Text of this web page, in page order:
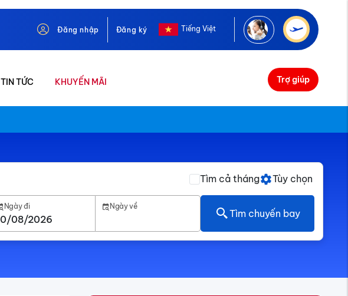
Đăng nhập Đăng ký Tiếng Việt
TIN TỨC KHUYẾN MÃI Trợ giúp
Tìm cả tháng Tùy chọn
Ngày đi Ngày về
Tìm chuyến bay